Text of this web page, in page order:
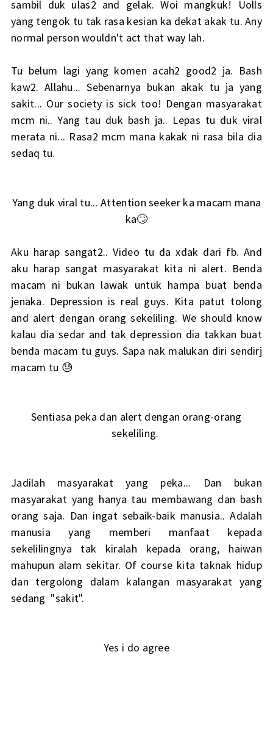
sambil duk ulas2 and gelak. Woi mangkuk! Uolls
yang tengok tu tak rasa kesian ka dekat akak tu. Any
normal person wouldn't act that way lah.
Tu belum lagi yang komen acah2 good2 ja. Bash
kaw2. Allahu... Sebenarnya bukan akak tu ja yang
sakit... Our society is sick too! Dengan masyarakat
mcm ni.. Yang tau duk bash ja.. Lepas tu duk viral
merata ni... Rasa2 mcm mana kakak ni rasa bila dia
sedaq tu.
Yang duk viral tu... Attention seeker ka macam mana
ka🙄
Aku harap sangat2.. Video tu da xdak dari fb. And
aku harap sangat masyarakat kita ni alert. Benda
macam ni bukan lawak untuk hampa buat benda
jenaka. Depression is real guys. Kita patut tolong
and alert dengan orang sekeliling. We should know
kalau dia sedar and tak depression dia takkan buat
benda macam tu guys. Sapa nak malukan diri sendirj
macam tu 😓
Sentiasa peka dan alert dengan orang-orang
sekeliling.
Jadilah masyarakat yang peka... Dan bukan
masyarakat yang hanya tau membawang dan bash
orang saja. Dan ingat sebaik-baik manusia.. Adalah
manusia yang memberi manfaat kepada
sekelilingnya tak kiralah kepada orang, haiwan
mahupun alam sekitar. Of course kita taknak hidup
dan tergolong dalam kalangan masyarakat yang
sedang "sakit".
Yes i do agree